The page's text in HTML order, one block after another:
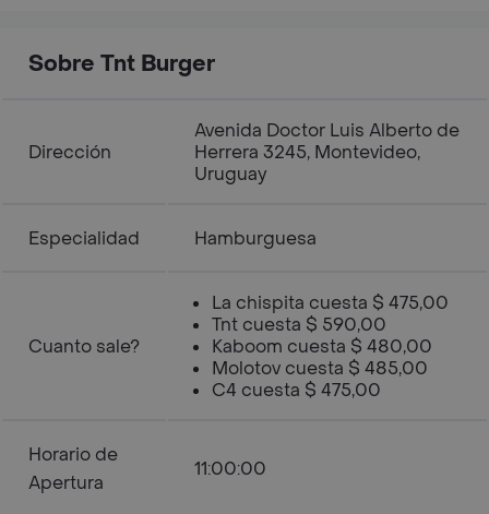
Sobre Tnt Burger
Dirección
Avenida Doctor Luis Alberto de
Herrera 3245, Montevideo,
Uruguay
Especialidad Hamburguesa
Cuanto sale?
La chispita cuesta $ 475,00
Tnt cuesta $ 590,00
Kaboom cuesta $ 480,00
Molotov cuesta $ 485,00
C4 cuesta $ 475,00
Horario de
Apertura
11:00:00